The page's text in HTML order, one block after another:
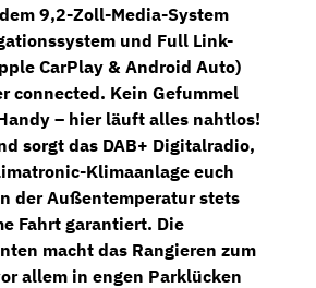
9,2-Zoll-Media-System
und Full Link-
CarPlay & Android Auto)
connected. Kein Gefummel
– hier läuft alles nahtlos!
sorgt das DAB+ Digitalradio,
Klimaanlageeuch
der Außentemperatur stets
Fahrt garantiert. Die
macht das Rangieren zum
allem in engen Parklücken